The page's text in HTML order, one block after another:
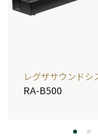
レグザサウンドシ
RA-B500